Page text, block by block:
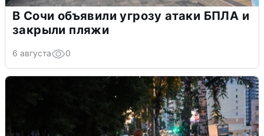
В Сочи объявили угрозу атаки БПЛА и
закрыли пляжи
6 августа 0